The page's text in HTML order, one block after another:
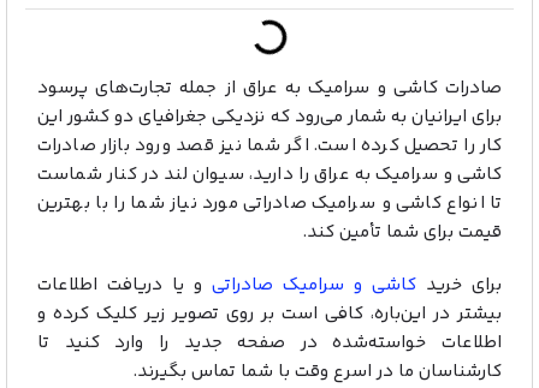
صادرات کاشی و سرامیک به عراق از جمله تجارت‌های پرسود
برای ایرانیان به شمار می‌رود که نزدیکی جغرافیای دو کشور این
کار را تحصیل کرده است. اگر شما نیز قصد ورود بازار صادرات
کاشی و سرامیک به عراق را دارید، سیوان لند در کنار شماست
تا انواع کاشی و سرامیک صادراتی مورد نیاز شما را با بهترین
قیمت برای شما تأمین کند.
برای خرید کاشی و سرامیک صادراتی و یا دریافت اطلاعات
بیشتر در این‌باره، کافی است بر روی تصویر زیر کلیک کرده و
اطلاعات خواسته‌شده در صفحه جدید را وارد کنید تا
کارشناسان ما در اسرع وقت با شما تماس بگیرند.